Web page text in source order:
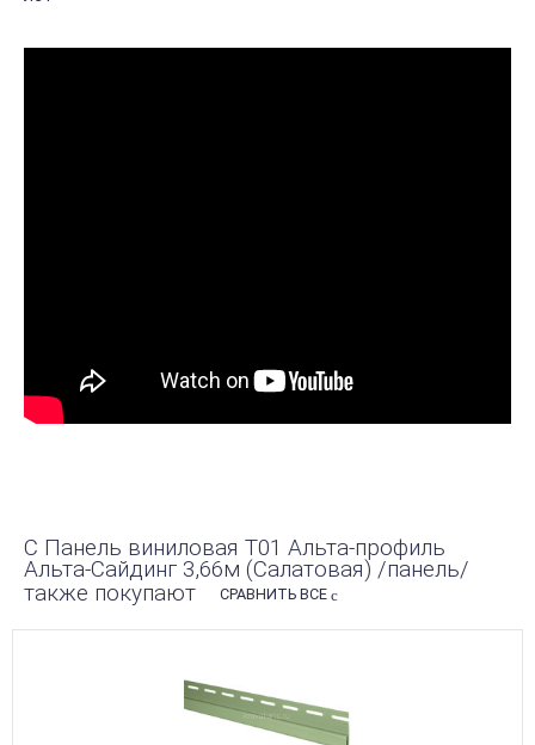
С Панель виниловая Т01 Альта-профиль
Альта-Сайдинг 3,66м (Салатовая) /панель/
также покупают
СРАВНИТЬ ВСЕ